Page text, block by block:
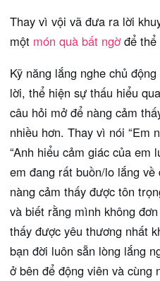
Thay vì vội vã đưa ra lời
một món quà bất ngờđể thể
Kỹ năng lắng nghe chủ
lời, thể hiện sự thấu hiểu
câu hỏi mở để nàng cảm
nhiều hơn. Thay vì nói “Em
“Anh hiểu cảm giác của em
em đang rất buồn/lo lắng
nàng cảm thấy được tôn
và biết rằng mình không
thấy được yêu thương nhất
bạn đời luôn sẵn lòng lắng
ở bên để động viên và cùng